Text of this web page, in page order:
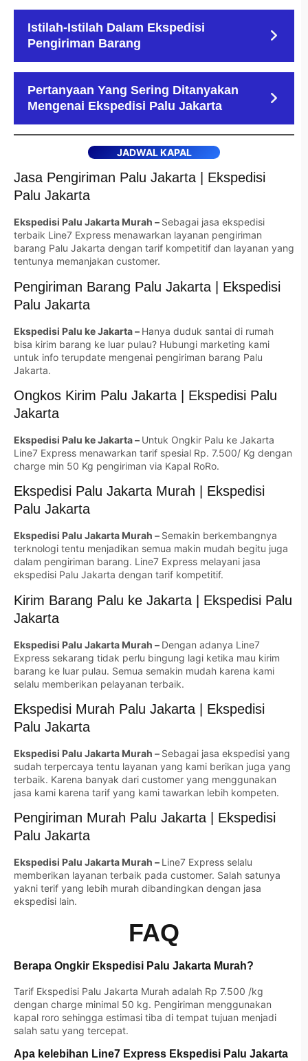
Istilah-Istilah Dalam Ekspedisi
Pengiriman Barang
Pertanyaan Yang Sering Ditanyakan
Mengenai Ekspedisi Palu Jakarta
JADWAL KAPAL
Jasa Pengiriman Palu Jakarta | Ekspedisi
Palu Jakarta
Ekspedisi Palu Jakarta Murah – Sebagai jasa ekspedisi
terbaik Line7 Express menawarkan layanan pengiriman
barang Palu Jakarta dengan tarif kompetitif dan layanan yang
tentunya memanjakan customer.
Pengiriman Barang Palu Jakarta | Ekspedisi
Palu Jakarta
Ekspedisi Palu ke Jakarta – Hanya duduk santai di rumah
bisa kirim barang ke luar pulau? Hubungi marketing kami
untuk info terupdate mengenai pengiriman barang Palu
Jakarta.
Ongkos Kirim Palu Jakarta | Ekspedisi Palu
Jakarta
Ekspedisi Palu ke Jakarta – Untuk Ongkir Palu ke Jakarta
Line7 Express menawarkan tarif spesial Rp. 7.500/ Kg dengan
charge min 50 Kg pengiriman via Kapal RoRo.
Ekspedisi Palu Jakarta Murah | Ekspedisi
Palu Jakarta
Ekspedisi Palu Jakarta Murah – Semakin berkembangnya
terknologi tentu menjadikan semua makin mudah begitu juga
dalam pengiriman barang. Line7 Express melayani jasa
ekspedisi Palu Jakarta dengan tarif kompetitif.
Kirim Barang Palu ke Jakarta | Ekspedisi Palu
Jakarta
Ekspedisi Palu Jakarta Murah – Dengan adanya Line7
Express sekarang tidak perlu bingung lagi ketika mau kirim
barang ke luar pulau. Semua semakin mudah karena kami
selalu memberikan pelayanan terbaik.
Ekspedisi Murah Palu Jakarta | Ekspedisi
Palu Jakarta
Ekspedisi Palu Jakarta Murah – Sebagai jasa ekspedisi yang
sudah terpercaya tentu layanan yang kami berikan juga yang
terbaik. Karena banyak dari customer yang menggunakan
jasa kami karena tarif yang kami tawarkan lebih kompeten.
Pengiriman Murah Palu Jakarta | Ekspedisi
Palu Jakarta
Ekspedisi Palu Jakarta Murah – Line7 Express selalu
memberikan layanan terbaik pada customer. Salah satunya
yakni terif yang lebih murah dibandingkan dengan jasa
ekspedisi lain.
FAQ
Berapa Ongkir Ekspedisi Palu Jakarta Murah?
Tarif Ekspedisi Palu Jakarta Murah adalah Rp 7.500 /kg
dengan charge minimal 50 kg. Pengiriman menggunakan
kapal roro sehingga estimasi tiba di tempat tujuan menjadi
salah satu yang tercepat.
Apa kelebihan Line7 Express Ekspedisi Palu Jakarta